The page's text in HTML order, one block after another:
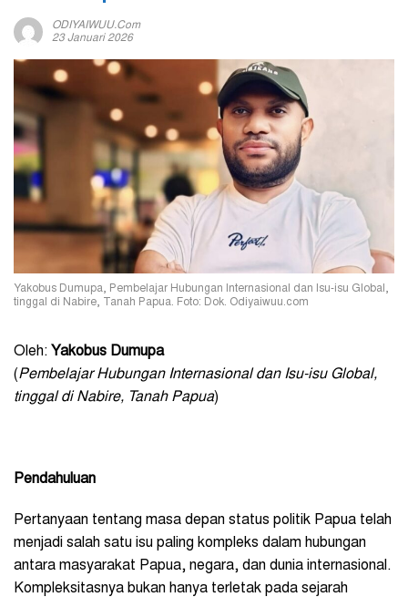
ODIYAIWUU.com
23 Januari 2026
Yakobus Dumupa, Pembelajar Hubungan Internasional dan Isu-isu Global,
tinggal di Nabire, Tanah Papua. Foto: Dok. Odiyaiwuu.com
Oleh: Yakobus Dumupa
(Pembelajar Hubungan Internasional dan Isu-isu Global,
tinggal di Nabire, Tanah Papua)
Pendahuluan
Pertanyaan tentang masa depan status politik Papua telah
menjadi salah satu isu paling kompleks dalam hubungan
antara masyarakat Papua, negara, dan dunia internasional.
Kompleksitasnya bukan hanya terletak pada sejarah